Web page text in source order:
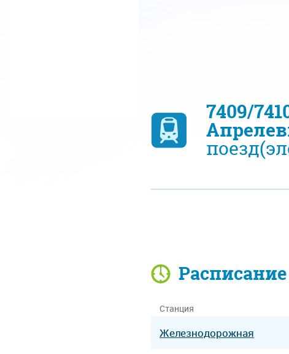
7409/
Расписание
Станция
Железнодорожная